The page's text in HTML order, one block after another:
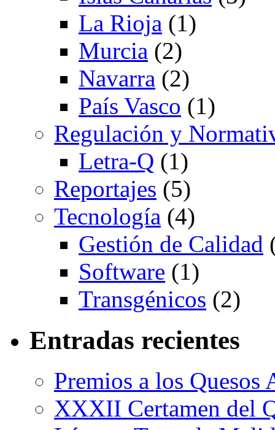
La Rioja (1)
Murcia (2)
Navarra (2)
País Vasco (1)
Regulación y
Letra-Q (1)
Reportajes (5)
Tecnología (4)
Gestión de Calidad
Software (1)
Transgénicos (2)
Entradas recientes
Premios a los Quesos
XXXII Certamen del